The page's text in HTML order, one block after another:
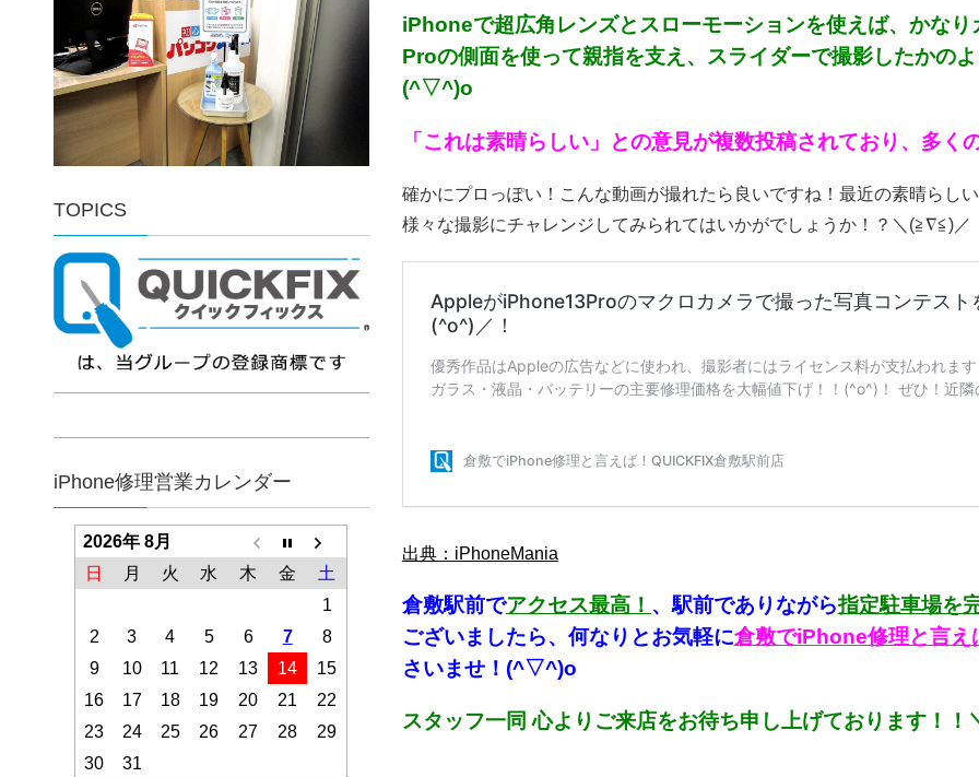
iPhoneで超広角レンズとスローモーションを使えば、かな
Proの側面を使って親指を支え、スライダーで撮影したかの
(^▽^)o
「これは素晴らしい」との意見が複数投稿されており、多く
確かにプロっぽい！こんな動画が撮れたら良いですね！最近の素晴らし
様々な撮影にチャレンジしてみられてはいかがでしょうか！？＼(≧∇≦)／
出典：iPhoneMania
倉敷駅前でアクセス最高！ 、駅前でありながら指定駐車場を
ございましたら、何なりとお気軽に倉敷でiPhone修理と言え
さいませ！(^▽^)o
スタッフ一同 心よりご来店をお待ち申し上げております！！
TOPICS
iPhone修理営業カレンダー
2026年 8月
日
月 火 水 木 金
土
1
2
3 4 5 6 7
8
9
10 11 12 13 14
15
16
17 18 19 20 21
22
23
24 25 26 27 28
29
30
31